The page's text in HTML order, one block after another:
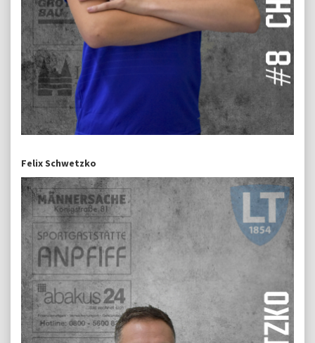
Felix Schwetzko